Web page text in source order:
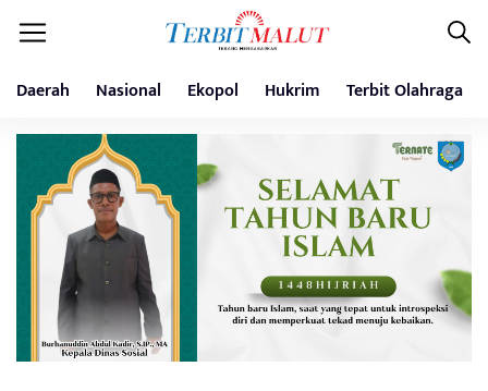
Daerah Nasional Ekopol Hukrim Terbit Olahraga